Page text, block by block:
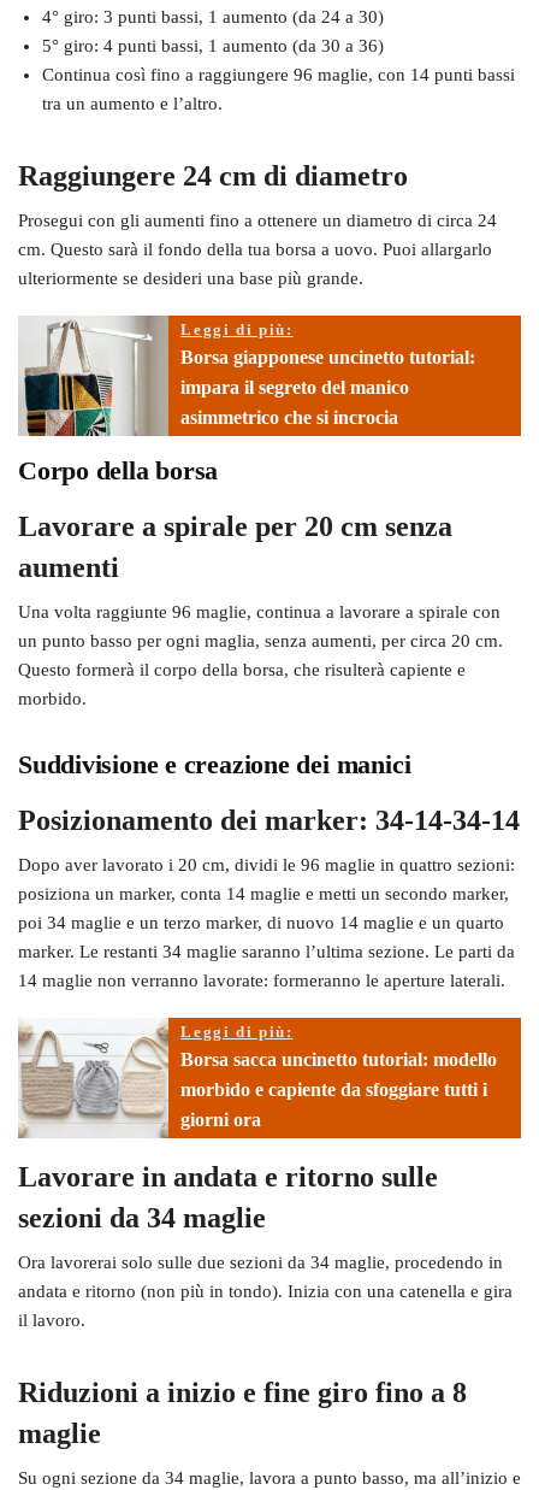
4° giro: 3 punti bassi, 1 aumento (da 24 a 30)
5° giro: 4 punti bassi, 1 aumento (da 30 a 36)
Continua così fino a raggiungere 96 maglie, con 14 punti bassi
tra un aumento e l’altro.
Raggiungere 24 cm di diametro
Prosegui con gli aumenti fino a ottenere un diametro di circa 24
cm. Questo sarà il fondo della tua borsa a uovo. Puoi allargarlo
ulteriormente se desideri una base più grande.
Leggi di più:
Borsa giapponese uncinetto tutorial:
impara il segreto del manico
asimmetrico che si incrocia
Corpo della borsa
Lavorare a spirale per 20 cm senza
aumenti
Una volta raggiunte 96 maglie, continua a lavorare a spirale con
un punto basso per ogni maglia, senza aumenti, per circa 20 cm.
Questo formerà il corpo della borsa, che risulterà capiente e
morbido.
Suddivisione e creazione dei manici
Posizionamento dei marker: 34-14-34-14
Dopo aver lavorato i 20 cm, dividi le 96 maglie in quattro sezioni:
posiziona un marker, conta 14 maglie e metti un secondo marker,
poi 34 maglie e un terzo marker, di nuovo 14 maglie e un quarto
marker. Le restanti 34 maglie saranno l’ultima sezione. Le parti da
14 maglie non verranno lavorate: formeranno le aperture laterali.
Leggi di più:
Borsa sacca uncinetto tutorial: modello
morbido e capiente da sfoggiare tutti i
giorni ora
Lavorare in andata e ritorno sulle
sezioni da 34 maglie
Ora lavorerai solo sulle due sezioni da 34 maglie, procedendo in
andata e ritorno (non più in tondo). Inizia con una catenella e gira
il lavoro.
Riduzioni a inizio e fine giro fino a 8
maglie
Su ogni sezione da 34 maglie, lavora a punto basso, ma all’inizio e